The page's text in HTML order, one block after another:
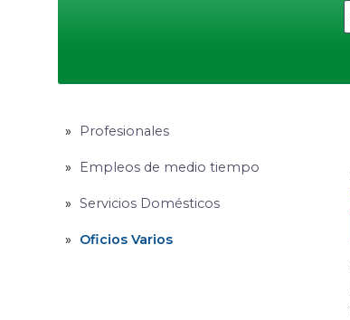
Profesionales
Empleos de medio tiempo
Servicios Domésticos
Oficios Varios